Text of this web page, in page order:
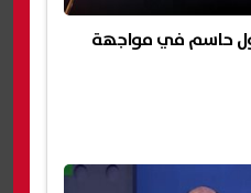
حاسم في مواجهة